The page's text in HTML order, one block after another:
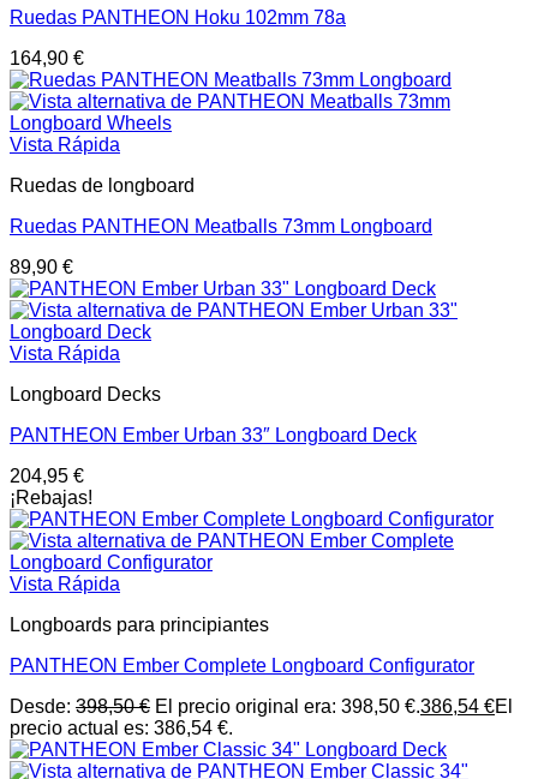
Ruedas PANTHEON Hoku 102mm 78a
164,90 €
Vista Rápida
Ruedas de longboard
Ruedas PANTHEON Meatballs 73mm Longboard
89,90 €
Vista Rápida
Longboard Decks
PANTHEON Ember Urban 33″ Longboard Deck
204,95 €
¡Rebajas!
Vista Rápida
Longboards para principiantes
PANTHEON Ember Complete Longboard Configurator
Desde: 398,50€ El precio original era: 398,50 €.386,54 €El
precio actual es: 386,54 €.